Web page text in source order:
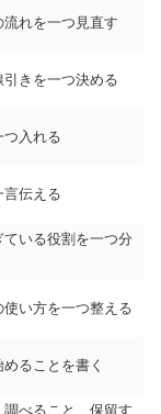
れを一つ見直す
きを一つ決める
つ入れる
言伝える
いる役割を一つ分
い方を一つ整える
ることを書く
べること、保留す